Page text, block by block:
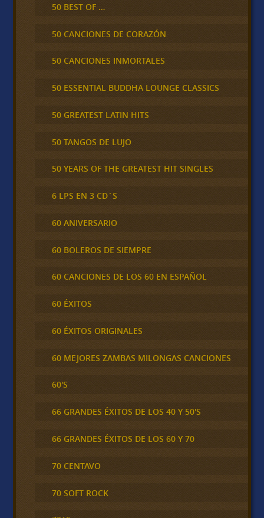
50 BEST OF …
50 CANCIONES DE CORAZÓN
50 CANCIONES INMORTALES
50 ESSENTIAL BUDDHA LOUNGE CLASSICS
50 GREATEST LATIN HITS
50 TANGOS DE LUJO
50 YEARS OF THE GREATEST HIT SINGLES
6 LPS EN 3 CD´S
60 ANIVERSARIO
60 BOLEROS DE SIEMPRE
60 CANCIONES DE LOS 60 EN ESPAÑOL
60 ÉXITOS
60 ÉXITOS ORIGINALES
60 MEJORES ZAMBAS MILONGAS CANCIONES
60'S
66 GRANDES ÉXITOS DE LOS 40 Y 50'S
66 GRANDES ÉXITOS DE LOS 60 Y 70
70 CENTAVO
70 SOFT ROCK